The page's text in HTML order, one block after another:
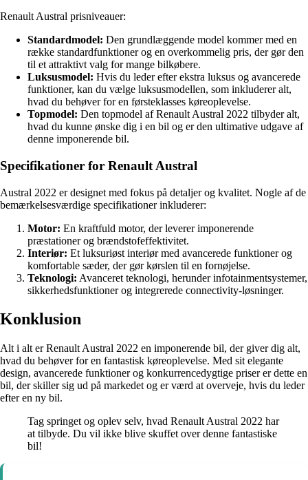
Renault Austral prisniveauer:
Standardmodel: Den grundlæggende model kommer med en
række standardfunktioner og en overkommelig pris, der gør den
til et attraktivt valg for mange bilkøbere.
Luksusmodel: Hvis du leder efter ekstra luksus og avancerede
funktioner, kan du vælge luksusmodellen, som inkluderer alt,
hvad du behøver for en førsteklasses køreoplevelse.
Topmodel: Den topmodel af Renault Austral 2022 tilbyder alt,
hvad du kunne ønske dig i en bil og er den ultimative udgave af
denne imponerende bil.
Specifikationer for Renault Austral
Austral 2022 er designet med fokus på detaljer og kvalitet. Nogle af de
bemærkelsesværdige specifikationer inkluderer:
Motor: En kraftfuld motor, der leverer imponerende
præstationer og brændstofeffektivitet.
Interiør: Et luksuriøst interiør med avancerede funktioner og
komfortable sæder, der gør kørslen til en fornøjelse.
Teknologi: Avanceret teknologi, herunder infotainmentsystemer,
sikkerhedsfunktioner og integrerede connectivity-løsninger.
Konklusion
Alt i alt er Renault Austral 2022 en imponerende bil, der giver dig alt,
hvad du behøver for en fantastisk køreoplevelse. Med sit elegante
design, avancerede funktioner og konkurrencedygtige priser er dette en
bil, der skiller sig ud på markedet og er værd at overveje, hvis du leder
efter en ny bil.
Tag springet og oplev selv, hvad Renault Austral 2022 har
at tilbyde. Du vil ikke blive skuffet over denne fantastiske
bil!